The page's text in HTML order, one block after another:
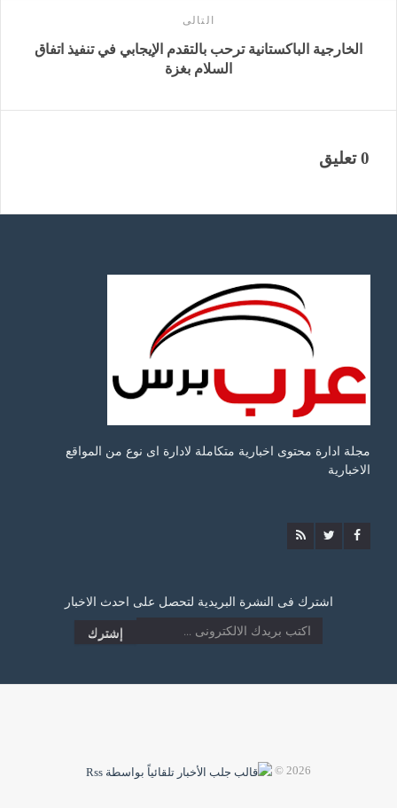
التالى
الخارجية الباكستانية ترحب بالتقدم الإيجابي في تنفيذ اتفاق
السلام بغزة
0 تعليق
مجلة ادارة محتوى اخبارية متكاملة لادارة اى نوع من المواقع
الاخبارية
اشترك فى النشرة البريدية لتحصل على احدث الاخبار
2026 ©